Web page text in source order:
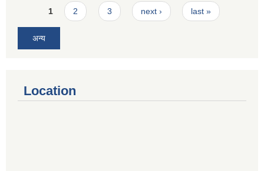
Pages
1 2 3 next › last »
अन्य
Location